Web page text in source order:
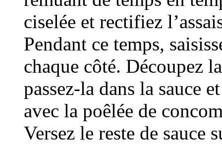
ciselée et rectifiez
Pendant ce temps,
chaque côté. Découpez
passez-la dans la sauce
avec la poêlée de
Versez le reste de sauce